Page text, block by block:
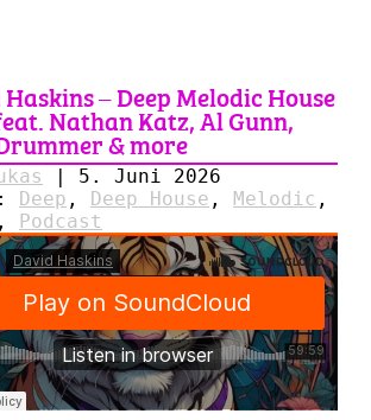
– Deep Melodic House
Nathan Katz, Al Gunn,
& more
5. Juni 2026
Deep , Deep House , Melodic ,
, Podcast